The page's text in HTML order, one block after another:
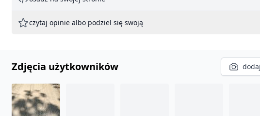
czytaj opinie albo podziel się swoją
Zdjęcia użytkowników